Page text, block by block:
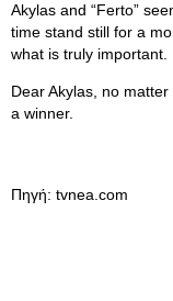
Akylas and “Ferto”
time stand still for a
what is truly important.
Dear Akylas, no
a winner.
Πηγή: tvnea.com